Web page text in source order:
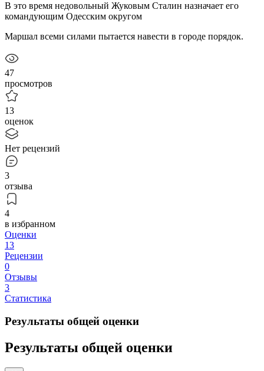
В это время недовольный Жуковым Сталин назначает его
командующим Одесским округом
Маршал всеми силами пытается навести в городе порядок.
47
просмотров
13
оценок
Нет рецензий
3
отзыва
4
в избранном
Оценки
13
Рецензии
0
Отзывы
3
Статистика
Результаты общей оценки
Результаты общей оценки